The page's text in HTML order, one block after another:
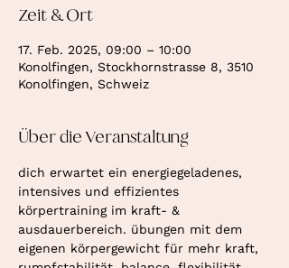
Zeit & Ort
17. Feb. 2025, 09:00 – 10:00
Konolfingen, Stockhornstrasse 8, 3510
Konolfingen, Schweiz
Über die Veranstaltung
dich erwartet ein energiegeladenes,
intensives und effizientes
körpertraining im kraft- &
ausdauerbereich. übungen mit dem
eigenen körpergewicht für mehr kraft,